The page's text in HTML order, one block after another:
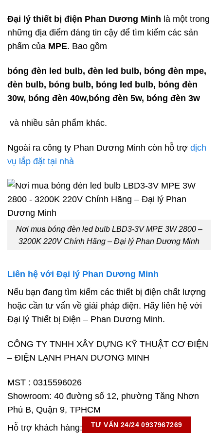
Đại lý thiết bị điện Phan Dương Minh là một trong
những địa điểm đáng tin cậy để tìm kiếm các sản
phẩm của MPE. Bao gồm
bóng đèn led bulb, đèn led bulb, bóng đèn mpe,
đèn bulb, bóng bulb, bóng led bulb, bóng đèn
30w, bóng đèn 40w,bóng đèn 5w, bóng đèn 3w
và nhiều sản phẩm khác.
Ngoài ra công ty Phan Dương Minh còn hỗ trợ dịch
vụ lắp đặt tại nhà
Nơi mua bóng đèn led bulb LBD3-3V MPE 3W 2800 –
3200K 220V Chính Hãng – Đại lý Phan Dương Minh
Liên hệ với Đại lý Phan Dương Minh
Nếu bạn đang tìm kiếm các thiết bị điện chất lượng
hoặc cần tư vấn về giải pháp điện. Hãy liên hệ với
Đại lý Thiết bị Điện – Phan Dương Minh.
CÔNG TY TNHH XÂY DỰNG KỸ THUẬT CƠ ĐIỆN
– ĐIỆN LẠNH PHAN DƯƠNG MINH
MST : 0315596026
Showroom: 40 đường số 12, phường Tăng Nhơn
Phú B, Quận 9, TPHCM
Hỗ trợ khách hàng:
TƯ VẤN 24/24 0937967269